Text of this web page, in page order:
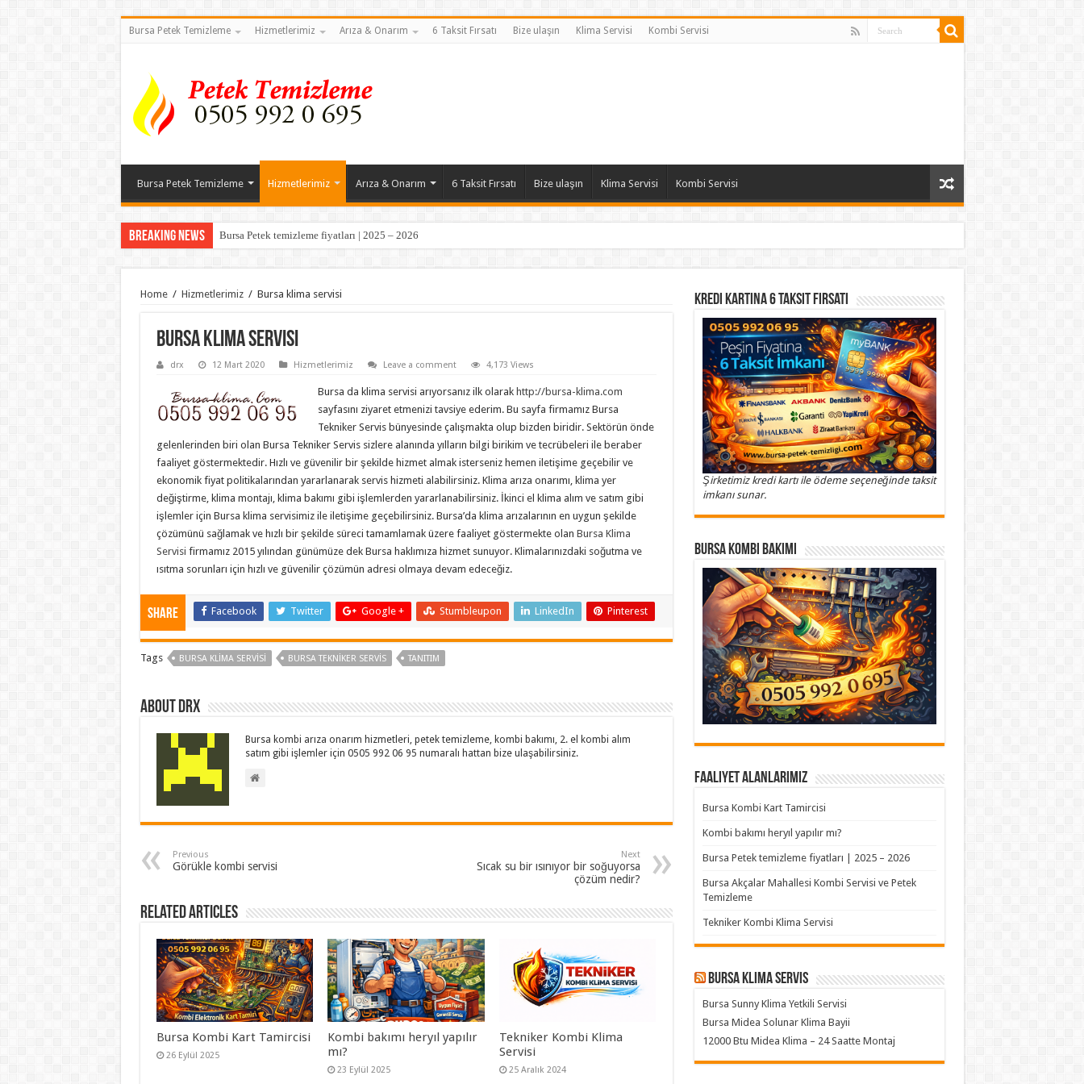
Bursa Petek Temizleme Hizmetlerimiz Arıza & Onarım 6 Taksit Fırsatı Bize ulaşın Klima Servisi Kombi Servisi
Bursa Petek Temizleme Hizmetlerimiz Arıza & Onarım 6 Taksit Fırsatı Bize ulaşın Klima Servisi Kombi Servisi
Breaking News Bursa Petek temizleme fiyatları | 2025 – 2026
Home / Hizmetlerimiz / Bursa klima servisi
Bursa klima servisi
drx 12 Mart 2020 Hizmetlerimiz Leave a comment 4,173 Views
Bursa da klima servisi arıyorsanız ilk olarak http://bursa-klima.com
sayfasını ziyaret etmenizi tavsiye ederim. Bu sayfa firmamız Bursa
Tekniker Servis bünyesinde çalışmakta olup bizden biridir. Sektörün önde
gelenlerinden biri olan Bursa Tekniker Servis sizlere alanında yılların bilgi birikim ve tecrübeleri ile beraber
faaliyet göstermektedir. Hızlı ve güvenilir bir şekilde hizmet almak isterseniz hemen iletişime geçebilir ve
ekonomik fiyat politikalarından yararlanarak servis hizmeti alabilirsiniz. Klima arıza onarımı, klima yer
değiştirme, klima montajı, klima bakımı gibi işlemlerden yararlanabilirsiniz. İkinci el klima alım ve satım gibi
işlemler için Bursa klima servisimiz ile iletişime geçebilirsiniz. Bursa’da klima arızalarının en uygun şekilde
çözümünü sağlamak ve hızlı bir şekilde süreci tamamlamak üzere faaliyet göstermekte olan Bursa Klima
Servisi firmamız 2015 yılından günümüze dek Bursa haklımıza hizmet sunuyor. Klimalarınızdaki soğutma ve
ısıtma sorunları için hızlı ve güvenilir çözümün adresi olmaya devam edeceğiz.
Share Facebook Twitter Google + Stumbleupon LinkedIn Pinterest
Tags BURSA KLIMA SERVISI BURSA TEKNIKER SERVIS TANITIM
About drx
Bursa kombi arıza onarım hizmetleri, petek temizleme, kombi bakımı, 2. el kombi alım
satım gibi işlemler için 0505 992 06 95 numaralı hattan bize ulaşabilirsiniz.
Previous
Görükle kombi servisi
Next
Sıcak su bir ısınıyor bir soğuyorsa
çözüm nedir?
Related Articles
Bursa Kombi Kart Tamircisi
26 Eylül 2025
Kombi bakımı heryıl yapılır
mı?
23 Eylül 2025
Tekniker Kombi Klima
Servisi
25 Aralık 2024
Kredi Kartına 6 Taksit Fırsatı
Şirketimiz kredi kartı ile ödeme seçeneğinde taksit
imkanı sunar.
Bursa Kombi Bakımı
Faaliyet Alanlarımız
Bursa Kombi Kart Tamircisi
Kombi bakımı heryıl yapılır mı?
Bursa Petek temizleme fiyatları | 2025 – 2026
Bursa Akçalar Mahallesi Kombi Servisi ve Petek
Temizleme
Tekniker Kombi Klima Servisi
Bursa klima servis
Bursa Sunny Klima Yetkili Servisi
Bursa Midea Solunar Klima Bayii
12000 Btu Midea Klima – 24 Saatte Montaj